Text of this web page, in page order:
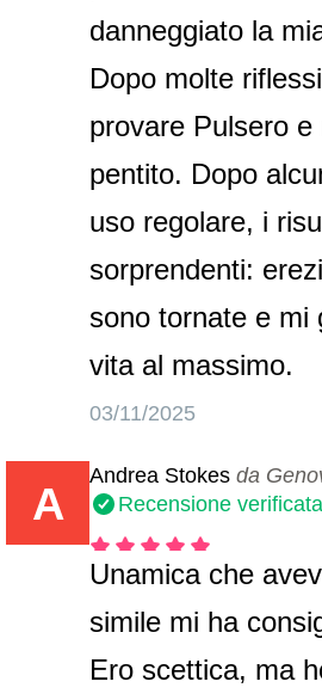
danneggiato la
Dopo molte
provare Pulsero
pentito. Dopo
uso regolare, i
sorprendenti:
sono tornate e mi
vita al massimo.
03/11/2025
A
Andrea Stokes da
Recensione verificata
Unamica che
simile mi ha
Ero scettica, ma